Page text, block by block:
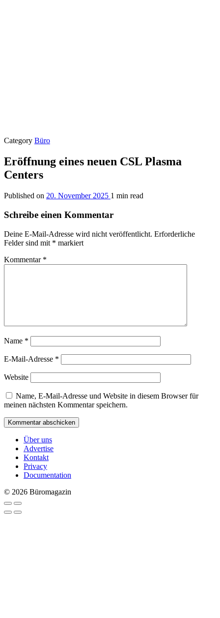
Category Büro
Eröffnung eines neuen CSL Plasma
Centers
Published on 20. November 2025 1 min read
Schreibe einen Kommentar
Deine E-Mail-Adresse wird nicht veröffentlicht. Erforderliche
Felder sind mit * markiert
Kommentar *
Name *
E-Mail-Adresse *
Website
Name, E-Mail-Adresse und Website in diesem Browser für
meinen nächsten Kommentar speichern.
Über uns
Advertise
Kontakt
Privacy
Documentation
© 2026 Büromagazin